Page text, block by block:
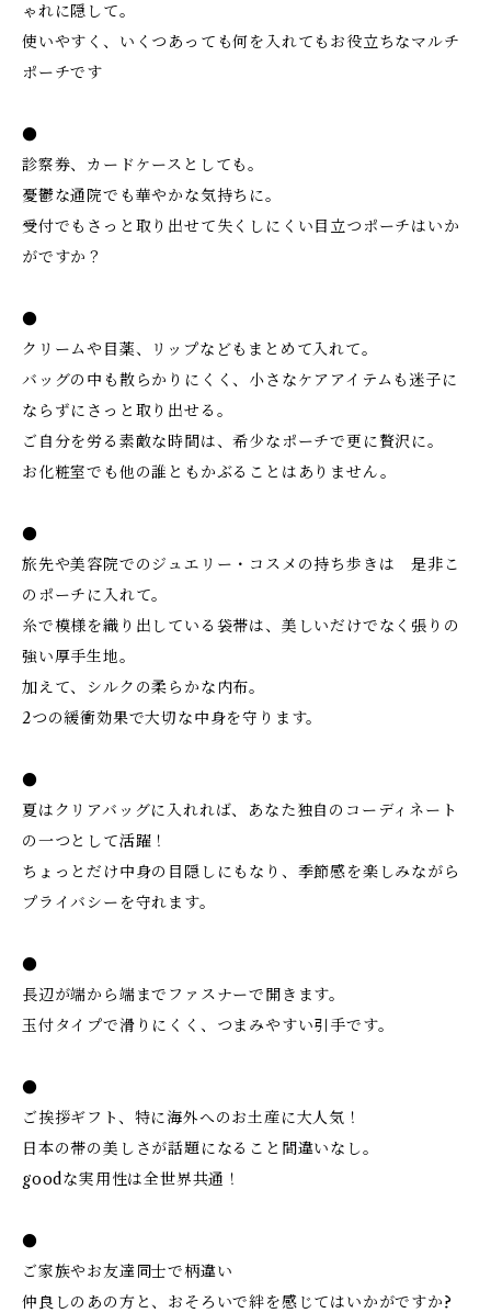
ゃれに隠して。
使いやすく、いくつあっても何を入れてもお役立ちなマルチ
ポーチです
●
診察券、カードケースとしても。
憂鬱な通院でも華やかな気持ちに。
受付でもさっと取り出せて失くしにくい目立つポーチはいか
がですか？
●
クリームや目薬、リップなどもまとめて入れて。
バッグの中も散らかりにくく、小さなケアアイテムも迷子に
ならずにさっと取り出せる。
ご自分を労る素敵な時間は、希少なポーチで更に贅沢に。
お化粧室でも他の誰ともかぶることはありません。
●
旅先や美容院でのジュエリー・コスメの持ち歩きは 是非こ
のポーチに入れて。
糸で模様を織り出している袋帯は、美しいだけでなく張りの
強い厚手生地。
加えて、シルクの柔らかな内布。
2つの緩衝効果で大切な中身を守ります。
●
夏はクリアバッグに入れれば、あなた独自のコーディネート
の一つとして活躍！
ちょっとだけ中身の目隠しにもなり、季節感を楽しみながら
プライバシーを守れます。
●
長辺が端から端までファスナーで開きます。
玉付タイプで滑りにくく、つまみやすい引手です。
●
ご挨拶ギフト、特に海外へのお土産に大人気！
日本の帯の美しさが話題になること間違いなし。
goodな実用性は全世界共通！
●
ご家族やお友達同士で柄違い
仲良しのあの方と、おそろいで絆を感じてはいかがですか?